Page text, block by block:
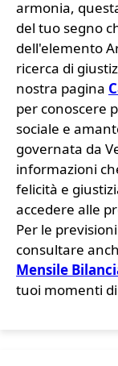
armonia,
del tuo segno
dell'elemento
ricerca di
nostra pagina
per conoscere
sociale e
governata da
informazioni
felicità e
accedere alle
Per le
consultare
Mensile
tuoi momenti